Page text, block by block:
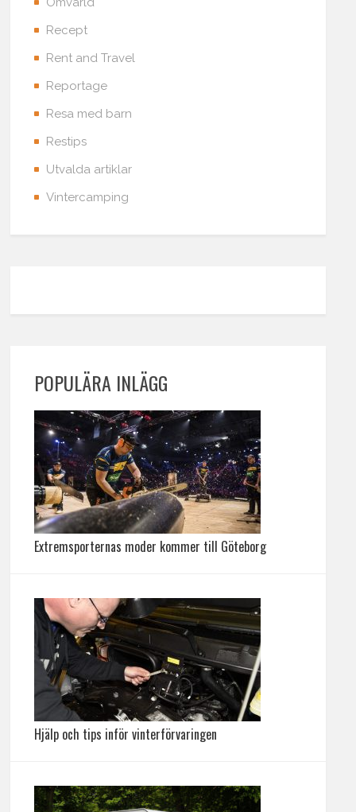
Recept
Rent and Travel
Reportage
Resa med barn
Restips
Utvalda artiklar
Vintercamping
POPULÄRA INLÄGG
Extremsporternas moder kommer till Göteborg
Hjälp och tips inför vinterförvaringen